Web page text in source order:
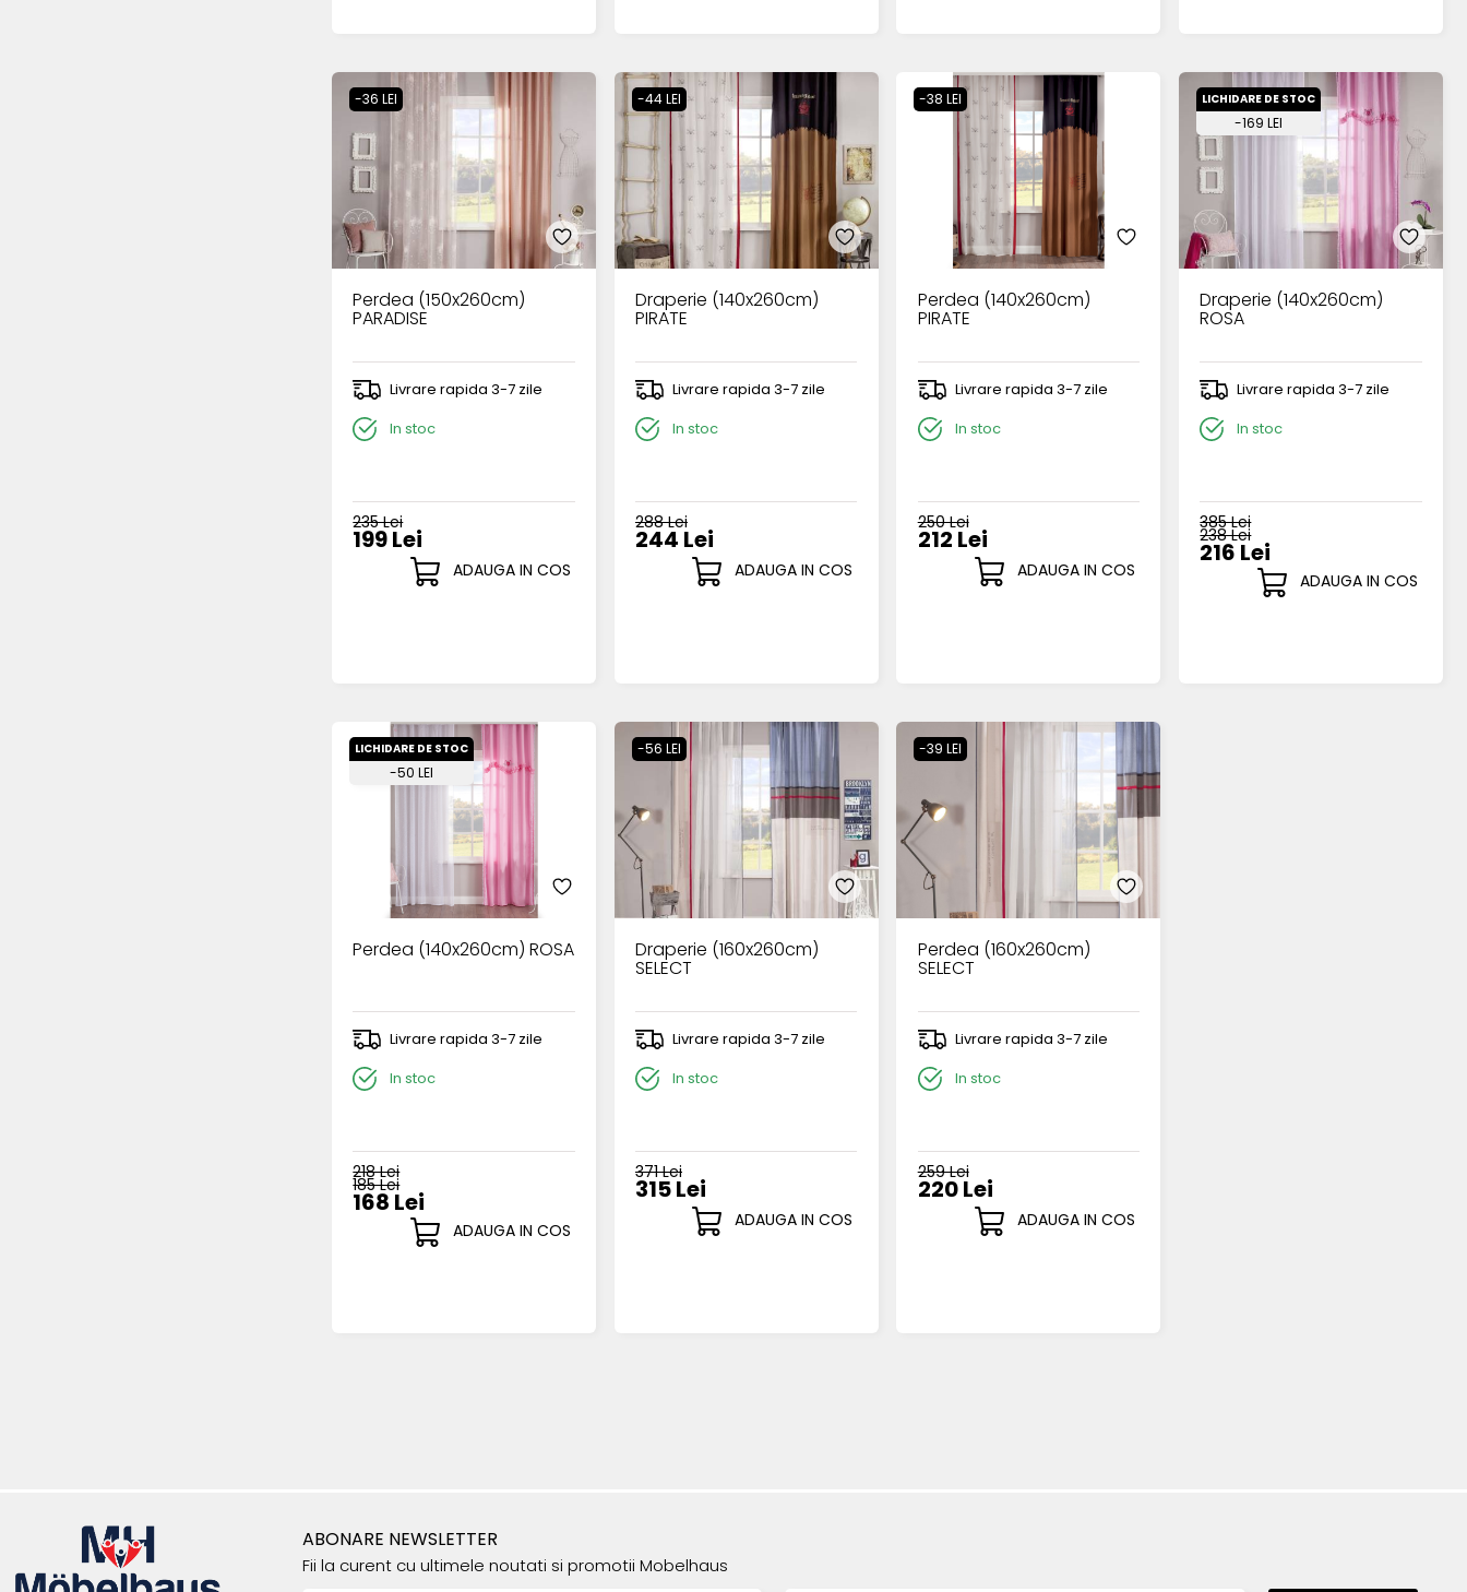
-36 LEI
Perdea (150x260cm)
PARADISE
Livrare rapida 3-7 zile
In stoc
235 Lei
199 Lei
ADAUGA IN COS
-44 LEI
Draperie (140x260cm)
PIRATE
Livrare rapida 3-7 zile
In stoc
288 Lei
244 Lei
ADAUGA IN COS
-38 LEI
Perdea (140x260cm)
PIRATE
Livrare rapida 3-7 zile
In stoc
250 Lei
212 Lei
ADAUGA IN COS
LICHIDARE DE STOC
-169 LEI
Draperie (140x260cm)
ROSA
Livrare rapida 3-7 zile
In stoc
385 Lei
238 Lei
216 Lei
ADAUGA IN COS
LICHIDARE DE STOC
-50 LEI
Perdea (140x260cm) ROSA
Livrare rapida 3-7 zile
In stoc
218 Lei
185 Lei
168 Lei
ADAUGA IN COS
-56 LEI
Draperie (160x260cm)
SELECT
Livrare rapida 3-7 zile
In stoc
371 Lei
315 Lei
ADAUGA IN COS
-39 LEI
Perdea (160x260cm)
SELECT
Livrare rapida 3-7 zile
In stoc
259 Lei
220 Lei
ADAUGA IN COS
ABONARE NEWSLETTER
Fii la curent cu ultimele noutati si promotii Mobelhaus